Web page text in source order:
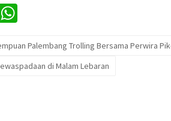
Palembang Trolling Bersama Perwira
di Malam Lebaran